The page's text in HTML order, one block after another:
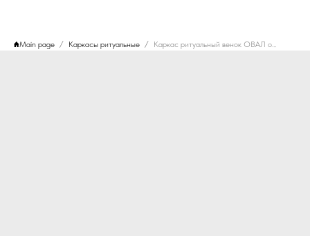
Main page Каркасы ритуальные Каркас ритуальный венок ОВАЛ огромный в уп.10шт. арт. C-20481